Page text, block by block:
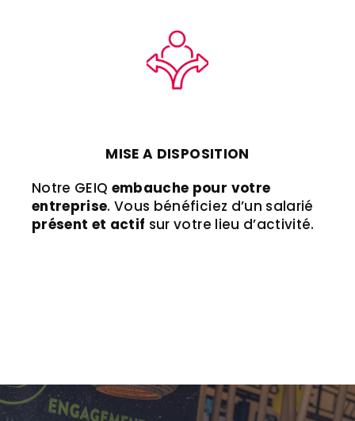
MISE A DISPOSITION
Notre GEIQ embauche pour votre
entreprise. Vous bénéficiez d’un salarié
présent et actif sur votre lieu d’activité.